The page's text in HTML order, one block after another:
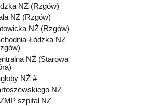
NŻ (Rzgów)
NŻ (Rzgów)
NŻ (Rzgów)
Łódzka NŻ
NŻ (Starowa
NŻ #
NŻ
szpital NŻ